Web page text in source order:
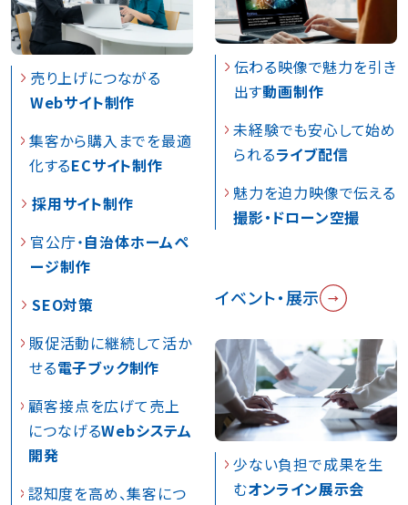
売り上げにつながる
Webサイト制作
集客から購入までを最適
化するECサイト制作
採用サイト制作
官公庁・自治体ホームペ
ージ制作
SEO対策
販促活動に継続して活か
せる電子ブック制作
顧客接点を広げて売上
につなげるWebシステム
開発
認知度を高め、集客につ
伝わる映像で魅力を引き
出す動画制作
未経験でも安心して始め
られるライブ配信
魅力を迫力映像で伝える
撮影・ドローン空撮
イベント・展示
少ない負担で成果を生
むオンライン展示会